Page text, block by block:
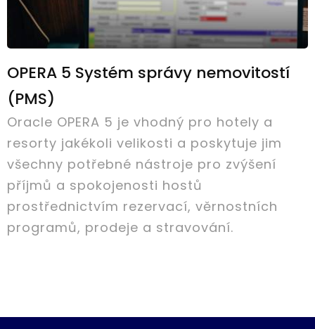
OPERA 5 Systém správy nemovitostí
(PMS)
Oracle OPERA 5 je vhodný pro hotely a
resorty jakékoli velikosti a poskytuje jim
všechny potřebné nástroje pro zvýšení
příjmů a spokojenosti hostů
prostřednictvím rezervací, věrnostních
programů, prodeje a stravování.